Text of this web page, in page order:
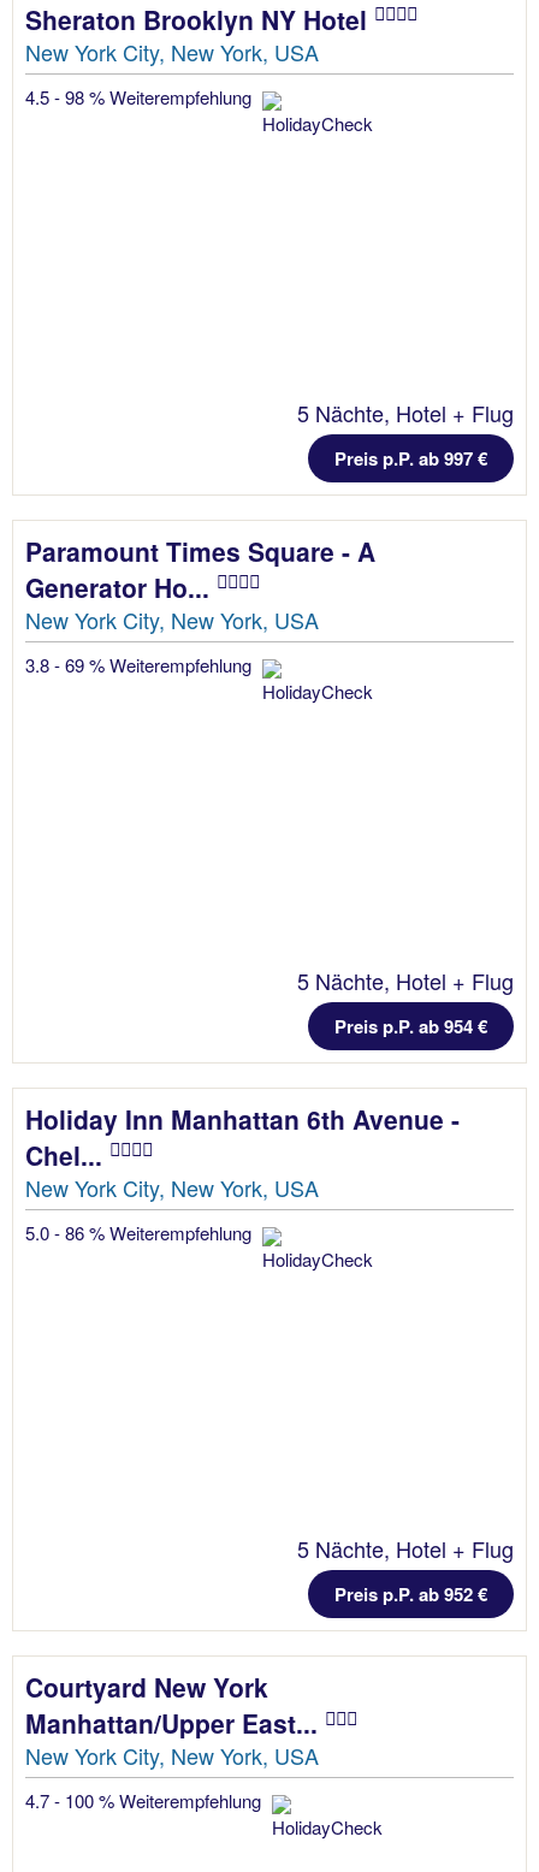
Sheraton Brooklyn NY Hotel
New York City, New York, USA
4.5 - 98 % Weiterempfehlung
5 Nächte, Hotel + Flug
Preis p.P. ab 997 €
Paramount Times Square - A
Generator Ho...
New York City, New York, USA
3.8 - 69 % Weiterempfehlung
5 Nächte, Hotel + Flug
Preis p.P. ab 954 €
Holiday Inn Manhattan 6th Avenue -
Chel...
New York City, New York, USA
5.0 - 86 % Weiterempfehlung
5 Nächte, Hotel + Flug
Preis p.P. ab 952 €
Courtyard New York
Manhattan/Upper East...
New York City, New York, USA
4.7 - 100 % Weiterempfehlung